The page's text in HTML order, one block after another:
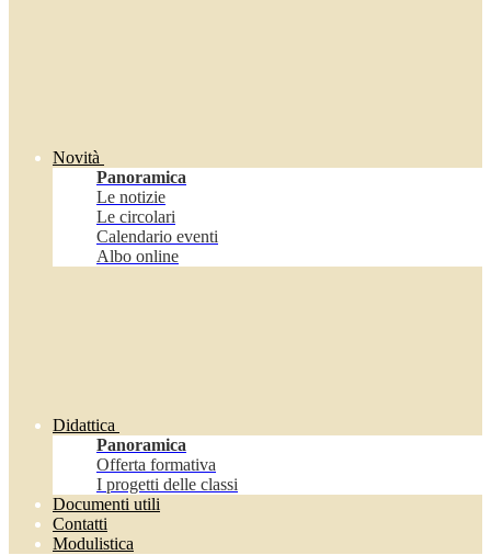
Novità
Panoramica
Le notizie
Le circolari
Calendario eventi
Albo online
Didattica
Panoramica
Offerta formativa
I progetti delle classi
Documenti utili
Contatti
Modulistica